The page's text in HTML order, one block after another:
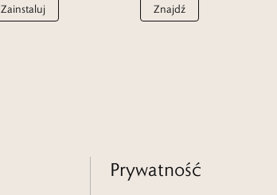
Zainstaluj Znajdź
Prywatność